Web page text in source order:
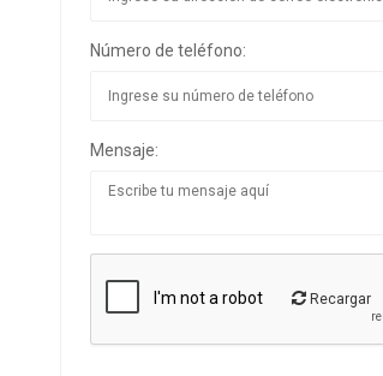
Número de teléfono:
Mensaje:
Recargar